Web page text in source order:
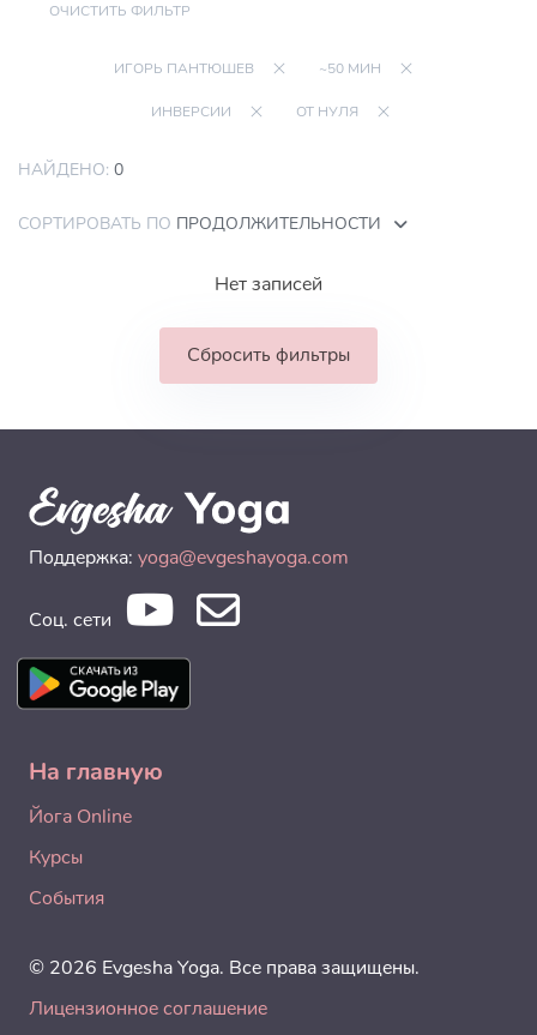
ОЧИСТИТЬ ФИЛЬТР
ИГОРЬ ПАНТЮШЕВ ~50 МИН
ИНВЕРСИИ ОТ НУЛЯ
НАЙДЕНО: 0
СОРТИРОВАТЬ ПО ПРОДОЛЖИТЕЛЬНОСТИ
Нет записей
Сбросить фильтры
Поддержка: yoga@evgeshayoga.com
Соц. сети
На главную
Йога Online
Курсы
События
© 2026 Evgesha Yoga. Все права защищены.
Лицензионное соглашение